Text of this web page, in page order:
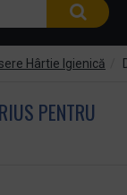
Hârtie Igienică
PENTRU